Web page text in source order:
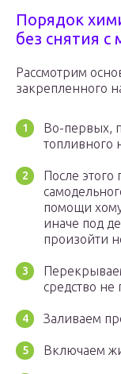
Порядок
без снятия с
Рассмотрим
закрепленного
Во-первых,
топливного
После
помощи
иначе под
произойти
средство не
Заливаем
Включаем